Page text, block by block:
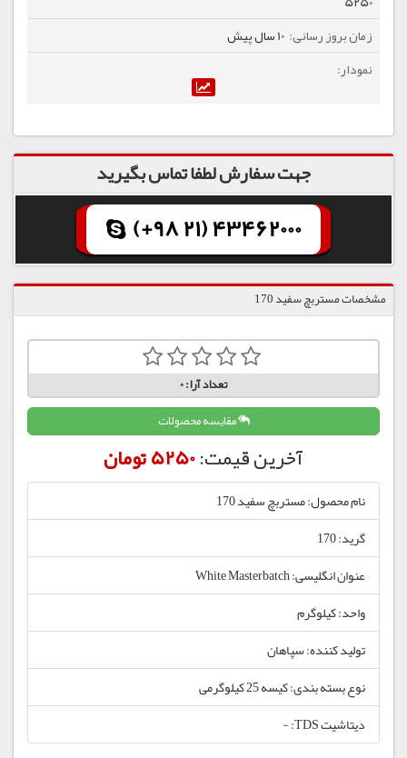
10 سال پیش
جهت سفارش لطفا تماس بگیرید
(+98 21) 43462000
مشخصات مستربچ سفید 170
تعداد آرا:0
مقایسه محصولات
آخرین قیمت:5250 تومان
نام محصول: مستربچ سفید 170
گرید: 170
عنوان انگلیسی: White Masterbatch
واحد: کیلوگرم
تولید کننده: سپاهان
نوع بسته بندی: کیسه 25 کیلوگرمی
دیتاشیت TDS: -